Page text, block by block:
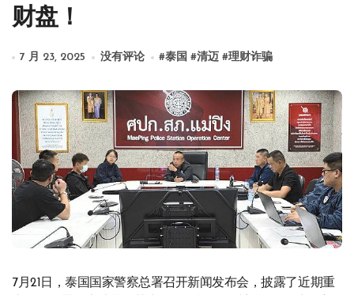
财盘！
7 月 23, 2025 没有评论 #泰国 #清迈 #理财诈骗
7月21日，泰国国家警察总署召开新闻发布会，披露了近期重